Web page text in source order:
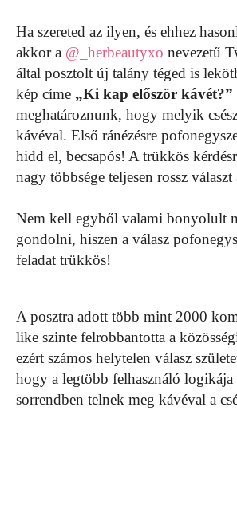
Ha szereted az ilyen, és ehhez
akkor a @_herbeautyxo nevezetű
által posztolt új talány téged is
kép címe „Ki kap először kávét?”
meghatároznunk, hogy melyik
kávéval. Első ránézésre
hidd el, becsapós! A trükkös
nagy többsége teljesen rossz
Nem kell egyből valami bonyolult
gondolni, hiszen a válasz
feladat trükkös!
A posztra adott több mint 2000
like szinte felrobbantotta a
ezért számos helytelen válasz
hogy a legtöbb felhasználó
sorrendben telnek meg kávéval a